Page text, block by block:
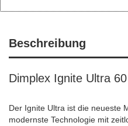
Beschreibung
Dimplex Ignite Ultra 60
Der Ignite Ultra ist die neueste
modernste Technologie mit